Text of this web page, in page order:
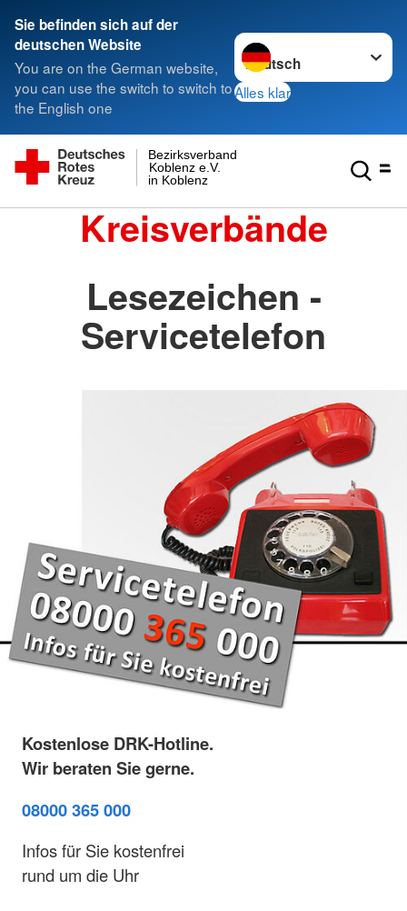
Sie befinden sich auf der
deutschen Website
You are on the German website,
you can use the switch to switch to
the English one
Sprache wechseln zu
Alles klar
in Koblenz
Koblenz e.V.
Bezirksverband
Kreisverbände
Lesezeichen -
Servicetelefon
Kostenlose DRK-Hotline.
Wir beraten Sie gerne.
08000 365 000
Infos für Sie kostenfrei
rund um die Uhr